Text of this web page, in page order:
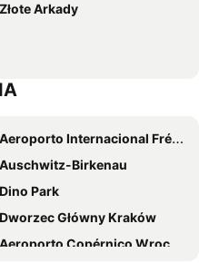
Złote Arkady
Aeroporto Internacional Frédéric Chopin
Auschwitz-Birkenau
Dino Park
Dworzec Główny Kraków
Aeroporto Copérnico Wroclaw